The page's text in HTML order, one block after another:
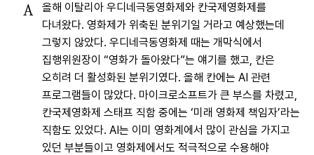
A
올해 이탈리아 우디네극동영화제와 칸국제영화제를
다녀왔다. 영화제가 위축된 분위기일 거라고 예상했는데
그렇지 않았다. 우디네극동영화제 때는 개막식에서
집행위원장이 “영화가 돌아왔다”는 얘기를 했고, 칸은
오히려 더 활성화된 분위기였다. 올해 칸에는 AI 관련
프로그램들이 많았다. 마이크로소프트가 큰 부스를 차렸고,
칸국제영화제 스태프 직함 중에는 ‘미래 영화제 책임자’라는
직함도 있었다. AI는 이미 영화계에서 많이 관심을 가지고
있던 부분들이고 영화제에서도 적극적으로 수용해야